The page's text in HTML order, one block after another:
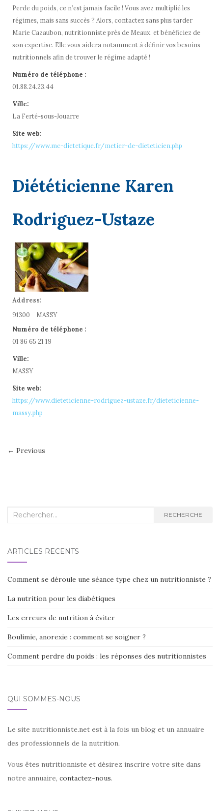
Perde du poids, ce n’est jamais facile ! Vous avez multiplié les
régimes, mais sans succès ? Alors, contactez sans plus tarder
Marie Cazaubon, nutritionniste près de Meaux, et bénéficiez de
son expertise. Elle vous aidera notamment à définir vos besoins
nutritionnels afin de trouver le régime adapté !
Numéro de téléphone :
01.88.24.23.44
Ville:
La Ferté-sous-Jouarre
Site web:
https://www.mc-dietetique.fr/metier-de-dieteticien.php
Diététicienne Karen
Rodriguez-Ustaze
Address:
91300 – MASSY
Numéro de téléphone :
01 86 65 21 19
Ville:
MASSY
Site web:
https://www.dieteticienne-rodriguez-ustaze.fr/dieteticienne-
massy.php
← Previous
Recherche : RECHERCHE
ARTICLES RÉCENTS
Comment se déroule une séance type chez un nutritionniste ?
La nutrition pour les diabétiques
Les erreurs de nutrition à éviter
Boulimie, anorexie : comment se soigner ?
Comment perdre du poids : les réponses des nutritionnistes
QUI SOMMES-NOUS
Le site nutritionniste.net est à la fois un blog et un annuaire
des professionnels de la nutrition.
Vous êtes nutritionniste et désirez inscrire votre site dans
notre annuaire, contactez-nous.